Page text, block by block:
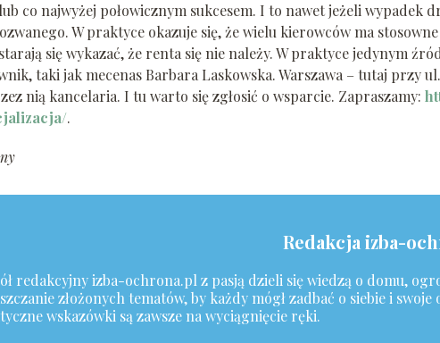
co najwyżej połowicznym sukcesem. I to nawet jeżeli wypadek
W praktyce okazuje się, że wielu kierowców ma
się wykazać, że renta się nie należy. W praktyce jedynym
taki jak mecenas Barbara Laskowska. Warszawa – tutaj przy
nią kancelaria. I tu warto się zgłosić o wsparcie. Zapraszamy:
.
Redakcja izba-
redakcyjny izba-ochrona.pl z pasją dzieli się wiedzą o domu,
złożonych tematów, by każdy mógł zadbać o siebie i
wskazówki są zawsze na wyciągnięcie ręki.